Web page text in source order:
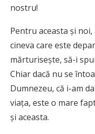
nostru!
Pentru aceasta și
cineva care este
mărturisește, să-i
Chiar dacă nu se
Dumnezeu, că i-am
viața, este o mare
și aceasta.